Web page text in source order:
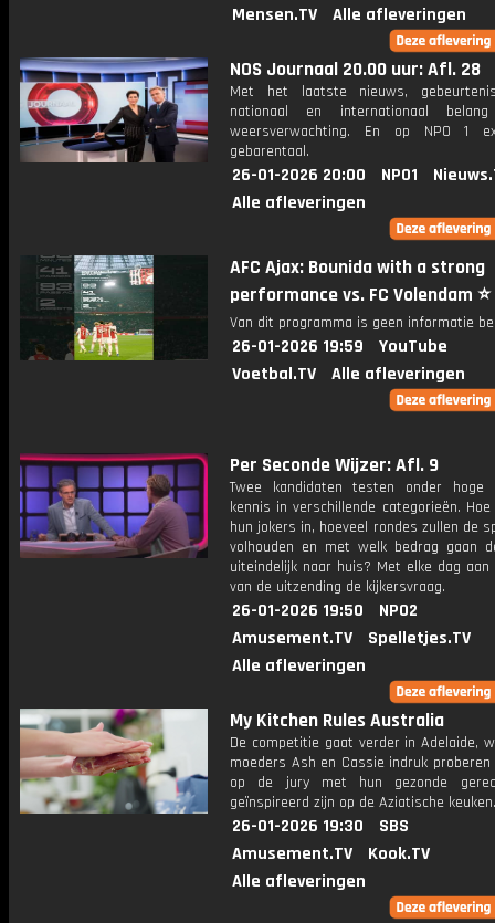
Mensen.TV Alle afleveringen
NOS Journaal 20.00 uur: Afl. 28
Met het laatste nieuws,
nationaal en internationaal
weersverwachting. En op NPO 1
gebarentaal.
26-01-2026 20:00 NPO1
Alle afleveringen
AFC Ajax: Bounida with a strong
performance vs. FC Volendam ⭐️
Van dit programma is geen informatie
26-01-2026 19:59
YouTube
Voetbal.TV
Alle afleveringen
Per Seconde Wijzer: Afl. 9
Twee kandidaten testen onder hoge
kennis in verschillende categorieën.
hun jokers in, hoeveel rondes zullen de
volhouden en met welk bedrag gaan
uiteindelijk naar huis? Met elke dag
van de uitzending de kijkersvraag.
26-01-2026 19:50
NPO2
Amusement.TV
Spelletjes.TV
Alle afleveringen
My Kitchen Rules Australia
De competitie gaat verder in Adelaide,
moeders Ash en Cassie indruk
op de jury met hun gezonde
geïnspireerd zijn op de Aziatische keuken.
26-01-2026 19:30
SBS
Amusement.TV
Kook.TV
Alle afleveringen